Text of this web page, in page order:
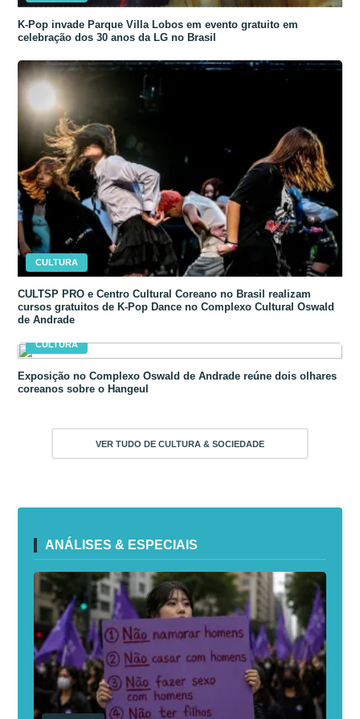
K-Pop invade Parque Villa Lobos em evento gratuito em
celebração dos 30 anos da LG no Brasil
CULTURA
CULTSP PRO e Centro Cultural Coreano no Brasil realizam
cursos gratuitos de K-Pop Dance no Complexo Cultural Oswald
de Andrade
CULTURA
Exposição no Complexo Oswald de Andrade reúne dois olhares
coreanos sobre o Hangeul
VER TUDO DE CULTURA & SOCIEDADE
ANÁLISES & ESPECIAIS